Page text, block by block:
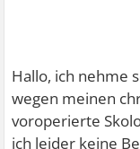
Hallo, ich nehme
wegen meinen
voroperierte
ich leider keine